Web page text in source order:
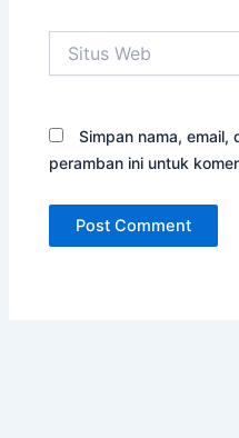
Web
Simpan nama,
peramban ini untuk